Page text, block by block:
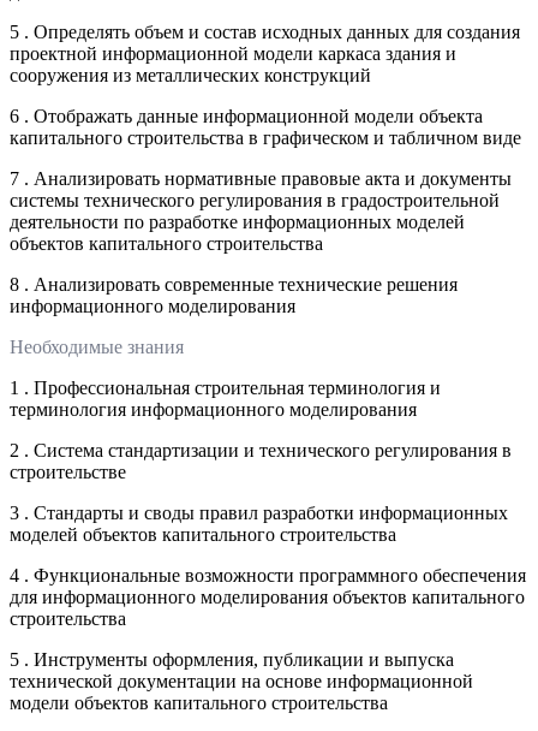
5 . Определять объем и состав исходных данных для создания
проектной информационной модели каркаса здания и
сооружения из металлических конструкций
6 . Отображать данные информационной модели объекта
капитального строительства в графическом и табличном виде
7 . Анализировать нормативные правовые акта и документы
системы технического регулирования в градостроительной
деятельности по разработке информационных моделей
объектов капитального строительства
8 . Анализировать современные технические решения
информационного моделирования
Необходимые знания
1 . Профессиональная строительная терминология и
терминология информационного моделирования
2 . Система стандартизации и технического регулирования в
строительстве
3 . Стандарты и своды правил разработки информационных
моделей объектов капитального строительства
4 . Функциональные возможности программного обеспечения
для информационного моделирования объектов капитального
строительства
5 . Инструменты оформления, публикации и выпуска
технической документации на основе информационной
модели объектов капитального строительства